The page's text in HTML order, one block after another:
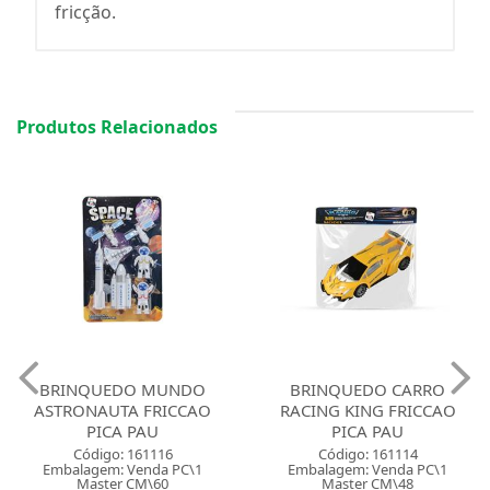
fricção.
Produtos Relacionados
BRINQUEDO MUNDO
ASTRONAUTA FRICCAO
PICA PAU
Código: 161116
Embalagem: Venda PC\1
Master CM\60
BRINQUEDO CARRO
RACING KING FRICCAO
PICA PAU
Código: 161114
Embalagem: Venda PC\1
Master CM\48